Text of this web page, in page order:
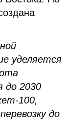
уделяется
до 2030
100,
до